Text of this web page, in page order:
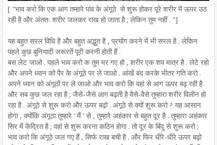
[ "भाव करो कि एक आग तम्हारे पांव के अंगूठे से शुरू होकर पूरे शरीर में ऊपर उठ
रही है और अंततः शरीर जलकर राख हो जाता है ; लेकिन तुम नहीं . "]
यह बहुत सरल विधि है और बहुत अद्भुत है , प्रयोग करने में भी सरल है . लेकिन
पहले कुछ बुनियादी जरूरतें पूरी करनी होती हैं .
बस लेट जाओ . पहले भाव करो क तुम मर गए हो , शरीर एक शव मात्र है . लेटे रहो
और अपने ध्यान को पैर के अंगूठे पर ले जाओ . आंखें बंद करके भीतर गति करो .
अपने ध्यान को अंगूठों पर ले जाओ और भाव करो कि वहां से आग ऊपर बढ़ रही है
और सब कुछ जल रहा है ; जैसे-जैसे आग बढ़ती है वैसे-वैसे तुम्हारा शरीर विलीन हो
रहा है . अंगूठे से शुरू करो और ऊपर बढ़ो . अंगूठे से क्यों शुरू करो ? यह आसान
होगा , क्योंकि अंगूठा तुम्हारे ' मैं ' से , तुम्हारे अहंकार से बहुत दूर है . तुम्हारा अहंकार
सिर में केंद्रित है ; वहां से शुरू करना कठिन होगा . तो दूर के बिंदु से शुरू करो ;
भाव करो कि अंगूठे जल गए हैं , सिर्फ राख बची है . और फिर धीरे-धीरे ऊपर बढ़ो